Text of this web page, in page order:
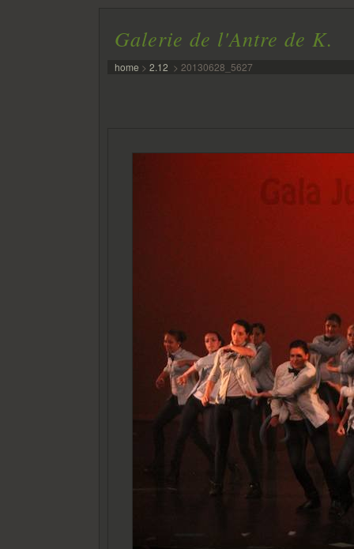
Galerie de l'Antre de K.
home > 2.12 > 20130628_5627